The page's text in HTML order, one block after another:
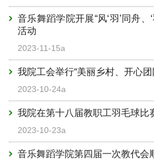
音乐舞蹈学院开展“风‘羽’同舟、
活动
2023-11-15a
我院工会举行“美丽乡村、开心
2023-10-24a
我院在第十八届教职工羽毛球比
2023-10-23a
音乐舞蹈学院第四届一次教代会